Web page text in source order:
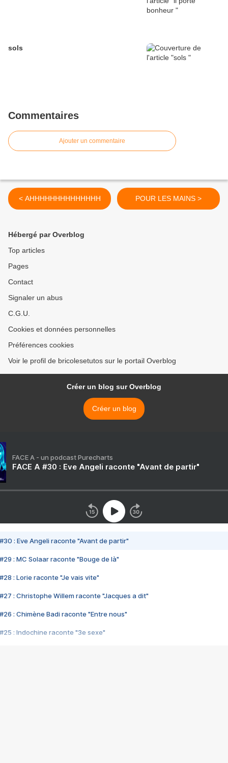
sols
Commentaires
Ajouter un commentaire
< AHHHHHHHHHHHHHH POUR LES MAINS >
Hébergé par Overblog
Top articles
Pages
Contact
Signaler un abus
C.G.U.
Cookies et données personnelles
Préférences cookies
Voir le profil de bricolesetutos sur le portail Overblog
Créer un blog sur Overblog
Créer un blog
FACE A - un podcast Purecharts
FACE A #30 : Eve Angeli raconte "Avant de partir"
#30 : Eve Angeli raconte "Avant de partir"
#29 : MC Solaar raconte "Bouge de là"
#28 : Lorie raconte "Je vais vite"
#27 : Christophe Willem raconte "Jacques a dit"
#26 : Chimène Badi raconte "Entre nous"
#25 : Indochine raconte "3e sexe"